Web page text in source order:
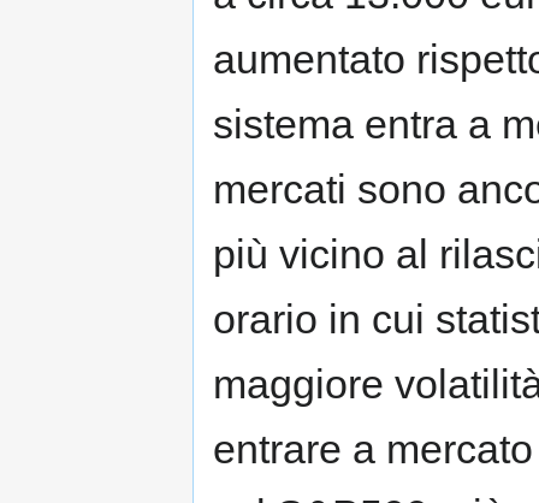
aumentato
sistema entra a
mercati sono
più vicino al
orario in cui
maggiore
entrare a